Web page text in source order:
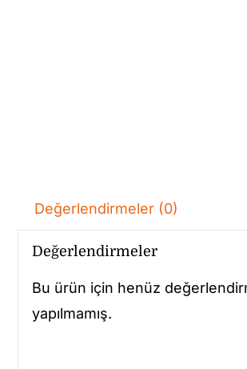
Değerlendirmeler (0)
Değerlendirmeler
Bu ürün için henüz
yapılmamış.